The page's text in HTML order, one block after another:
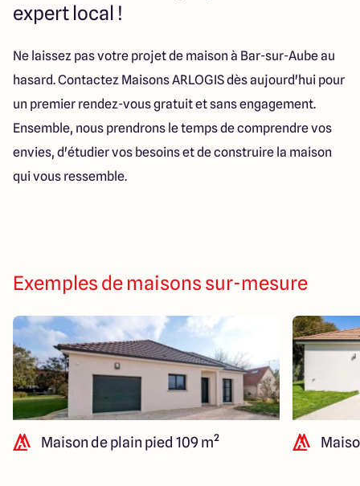
expert local !
Ne laissez pas votre projet de maison à Bar-sur-Aube au
hasard. Contactez Maisons ARLOGIS dès aujourd'hui pour
un premier rendez-vous gratuit et sans engagement.
Ensemble, nous prendrons le temps de comprendre vos
envies, d'étudier vos besoins et de construire la maison
qui vous ressemble.
Exemples de maisons sur-mesure
Maison de plain pied 109 m²